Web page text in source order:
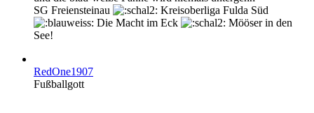
SG Freiensteinau
Kreisoberliga Fulda Süd
Die Macht im Eck
Mööser in den
See!
RedOne1907
Fußballgott